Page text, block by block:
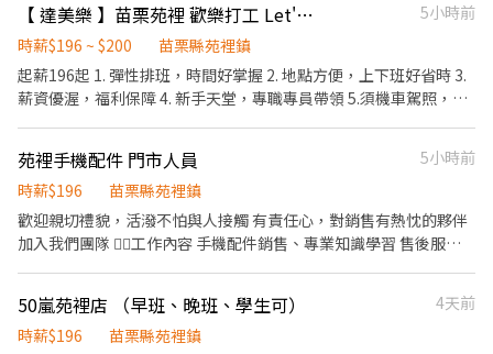
秋獎金 - 📦 工作內容 1️⃣ 包裹上架、裝箱、理貨、搬運、盤點 ▸ 請先
自行評估身體是否能搬重 2️⃣ 工作性質為多門市跑點，不需久待門
市，『著重於上架速度與準確度』 3️⃣ 設備維護與基本門市環境清潔
4️⃣ 必須有機車駕照及自備機車，依門市需求配合支援距離 10 公里
班排班約2–6 小時 📌 實際排班依由 門市主管 排班 📌 須配合一周至
少給4天(至少1天為假日) - 💰 薪資福利 早班時薪 $204 （基本時薪
勞保（一定有） ✅ 健保自行決定是否加保 ✅ 任職滿半年享端午 / 中
秋獎金 ✅ 薪資匯款（無法領現） - 📍 參考門市地點 ＃實際會依門市
需求配合距離 10 公里內的門市 苑裡客庄 - 智取店｜苗栗縣苑裡鎮客
庄里6鄰59之18號1樓 - 📌 小提醒 每日皆有面試安排，實際缺額依門
其他區域、店型 職缺詢問｜點擊連結加入官方賴
【 達美樂 】苗栗苑裡 歡樂打工 Let's Go
5小時前
時薪$196 ~ $200
苗栗縣苑裡鎮
起薪196起 1. 彈性排班，時間好掌握 2. 地點方便，上下班好省時 3.
薪資優渥，福利保障 4. 新手天堂，專職專員帶領 5.須機車駕照，配
苑裡手機配件 門市人員
5小時前
時薪$196
苗栗縣苑裡鎮
歡迎親切禮貌，活潑不怕與人接觸 有責任心，對銷售有熱忱的夥伴
加入我們團隊 👇🏻工作內容 手機配件銷售、專業知識學習 售後服
50嵐苑裡店 （早班、晚班、學生可）
4天前
時薪$196
苗栗縣苑裡鎮